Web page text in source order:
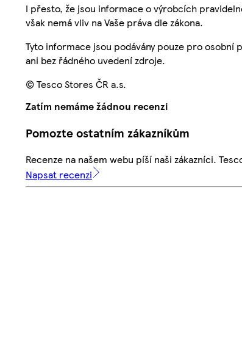
I přesto, že jsou informace o výrobcích
však nemá vliv na Vaše práva dle zákona.
Tyto informace jsou podávány pouze pro
ani bez řádného uvedení zdroje.
© Tesco Stores ČR a.s.
Zatím nemáme žádnou recenzi
Pomozte ostatním zákazníkům
Recenze na našem webu píší naši zákazníci.
Napsat recenzi